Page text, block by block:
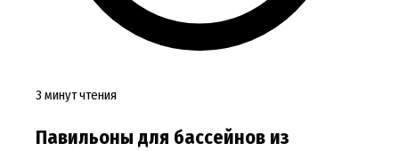
3 минут чтения
Павильоны для бассейнов из